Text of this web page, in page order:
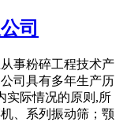
司
事粉碎工程技术产
司具有多年生产历
实际情况的原则,所
、系列振动筛；颚